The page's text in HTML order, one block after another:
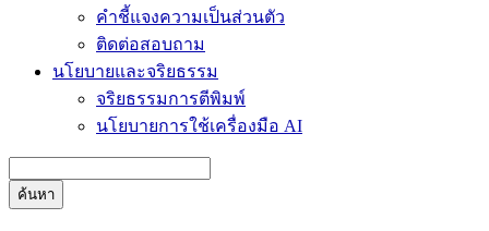
คำชี้แจงความเป็นส่วนตัว
ติดต่อสอบถาม
นโยบายและจริยธรรม
จริยธรรมการตีพิมพ์
นโยบายการใช้เครื่องมือ AI
ค้นหา